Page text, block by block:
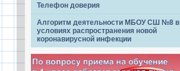
Телефон доверия
Алгоритм деятельности МБОУ СШ №8 в
условиях распространения новой
коронавирусной инфекции